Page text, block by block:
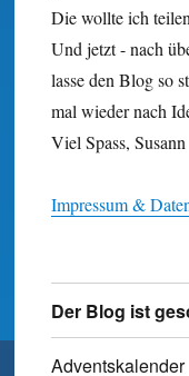
Die wollte ich
Und jetzt - nach
lasse den Blog so
mal wieder nach
Viel Spass, Susann
Impressum &
Der Blog ist
Adventskalender